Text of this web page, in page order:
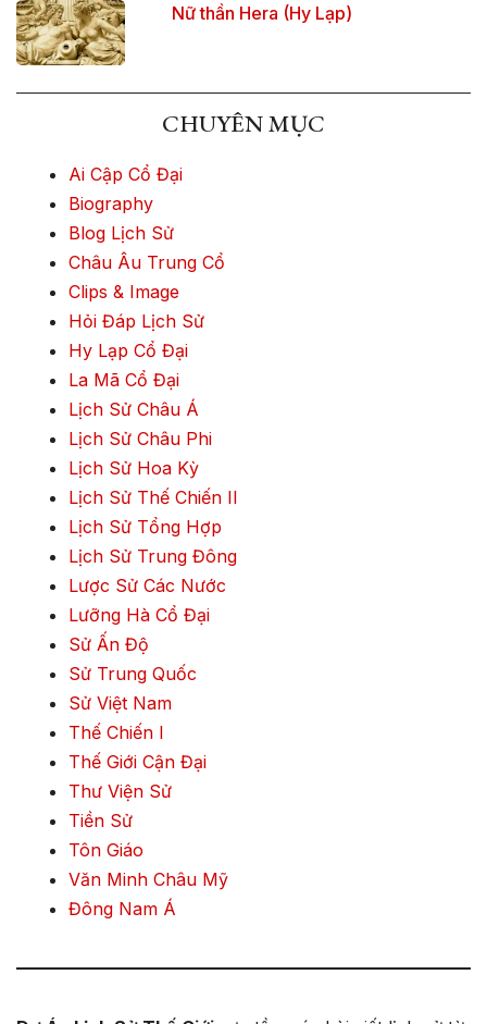
Nữ thần Hera (Hy Lạp)
CHUYÊN MỤC
Ai Cập Cổ Đại
Biography
Blog Lịch Sử
Châu Âu Trung Cổ
Clips & Image
Hỏi Đáp Lịch Sử
Hy Lạp Cổ Đại
La Mã Cổ Đại
Lịch Sử Châu Á
Lịch Sử Châu Phi
Lịch Sử Hoa Kỳ
Lịch Sử Thế Chiến II
Lịch Sử Tổng Hợp
Lịch Sử Trung Đông
Lược Sử Các Nước
Lưỡng Hà Cổ Đại
Sử Ấn Độ
Sử Trung Quốc
Sử Việt Nam
Thế Chiến I
Thế Giới Cận Đại
Thư Viện Sử
Tiền Sử
Tôn Giáo
Văn Minh Châu Mỹ
Đông Nam Á